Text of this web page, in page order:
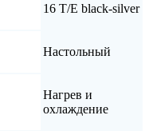
16 T/E black-silver
Настольный
Нагрев и
охлаждение